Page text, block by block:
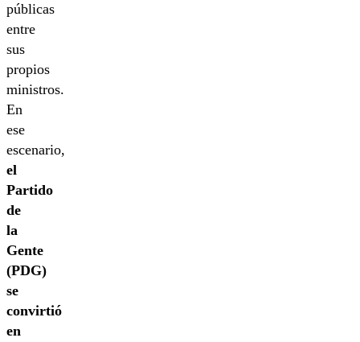
públicas
entre
sus
propios
ministros.
En
ese
escenario,
el
Partido
de
la
Gente
(PDG)
se
convirtió
en